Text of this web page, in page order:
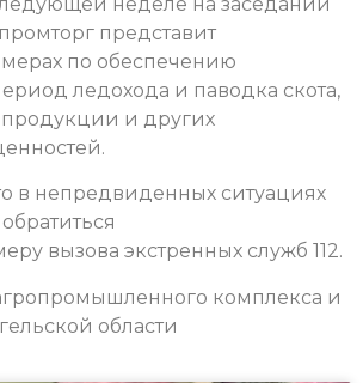
представит
по обеспечению
ледохода и паводка скота,
и других
в непредвиденных ситуациях
вызова экстренных служб 112.
комплекса и
области